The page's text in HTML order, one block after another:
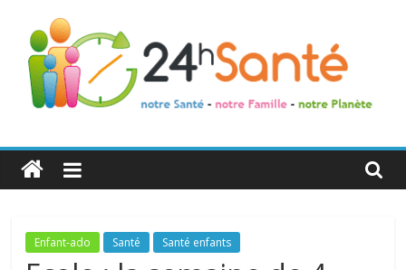
24h
Santé
La
santé
Enfant-ado Santé Santé enfants